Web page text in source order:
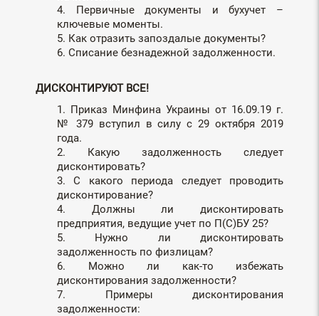
4. Первичные документы и бухучет –
ключевые моменты.
5. Как отразить запоздалые документы?
6. Списание безнадежной задолженности.
ДИСКОНТИРУЮТ ВСЕ!
1. Приказ Минфина Украины от 16.09.19 г.
№ 379 вступил в силу с 29 октября 2019
года.
2. Какую задолженность следует
дисконтировать?
3. С какого периода следует проводить
дисконтирование?
4. Должны ли дисконтировать
предприятия, ведущие учет по П(С)БУ 25?
5. Нужно ли дисконтировать
задолженность по физлицам?
6. Можно ли как-то избежать
дисконтирования задолженности?
7. Примеры дисконтирования
задолженности: